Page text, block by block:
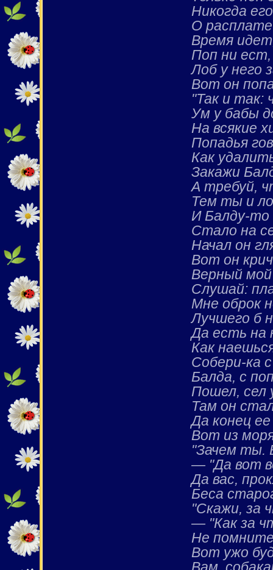
Никогда
О
Время
Поп ни
Лоб у него
Вот он
"Так и так:
Ум у бабы
На всякие
Попадья
Как
Закажи
А требуй,
Тем ты и
И Балду-то
Стало на
Начал он
Вот он
Верный
Слушай:
Мне оброк
Лучшего б
Да есть на
Как
Собери-ка
Балда, с
Пошел, сел
Там он
Да конец
Вот из
"Зачем ты.
— "Да вот
Да вас,
Беса
"Скажи, за
— "Как за
Не помните
Вот ужо
Вам,